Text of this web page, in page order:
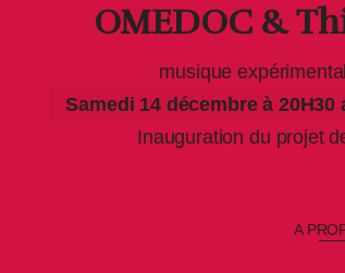
OMEDOC &
musique
Samedi 14 décembre à 20H30
Inauguration du projet
A